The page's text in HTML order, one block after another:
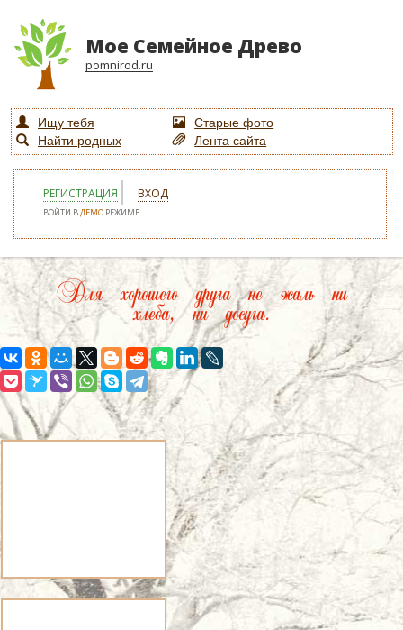
Мое Семейное Древо
pomnirod.ru
Ищу тебя
Старые фото
Найти родных
Лента сайта
РЕГИСТРАЦИЯ ВХОД
ВОЙТИ ВДЕМО РЕЖИМЕ
Для хорошего друга не жаль ни
хлеба, ни досуга.